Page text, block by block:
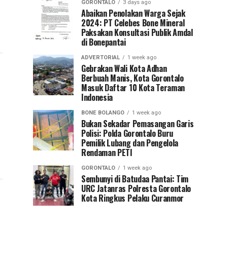
GORONTALO 3 days ago
Abaikan Penolakan Warga Sejak
2024: PT Celebes Bone Mineral
Paksakan Konsultasi Publik Amdal
di Bonepantai
ADVERTORIAL 1 week ago
Gebrakan Wali Kota Adhan
Berbuah Manis, Kota Gorontalo
Masuk Daftar 10 Kota Teraman
Indonesia
BONE BOLANGO 1 week ago
Bukan Sekadar Pemasangan Garis
Polisi: Polda Gorontalo Buru
Pemilik Lubang dan Pengelola
Rendaman PETI
GORONTALO 1 week ago
Sembunyi di Batudaa Pantai: Tim
URC Jatanras Polresta Gorontalo
Kota Ringkus Pelaku Curanmor